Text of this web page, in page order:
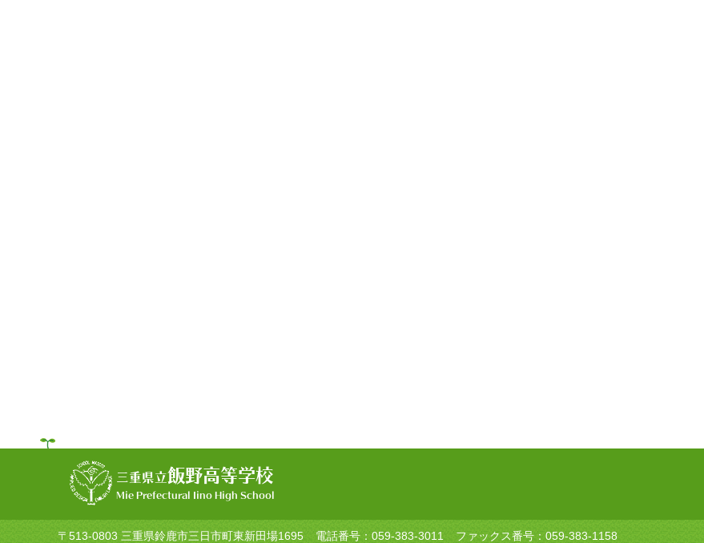
三重県立飯野高等学校
Mie Prefectural Iino High School
〒513-0803 三重県鈴鹿市三日市町東新田場1695 電話番号： 059-383-3011 ファックス番号：059-383-1158